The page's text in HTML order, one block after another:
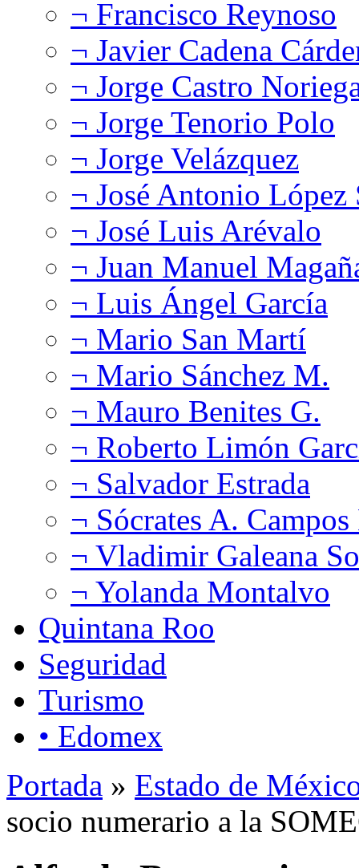
¬ Francisco Reynoso
¬ Javier Cadena
¬ Jorge Castro
¬ Jorge Tenorio Polo
¬ Jorge Velázquez
¬ José Antonio López
¬ José Luis Arévalo
¬ Juan Manuel
¬ Luis Ángel García
¬ Mario San Martí
¬ Mario Sánchez M.
¬ Mauro Benites G.
¬ Roberto Limón
¬ Salvador Estrada
¬ Sócrates A.
¬ Vladimir Galeana
¬ Yolanda Montalvo
Quintana Roo
Seguridad
Turismo
• Edomex
Portada » Estado de
socio numerario a la